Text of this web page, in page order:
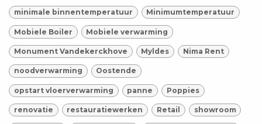
minimale binnentemperatuur Minimumtemperatuur
Mobiele Boiler Mobiele verwarming
Monument Vandekerckhove Myldes Nima Rent
noodverwarming Oostende
opstart vloerverwarming panne Poppies
renovatie restauratiewerken Retail showroom